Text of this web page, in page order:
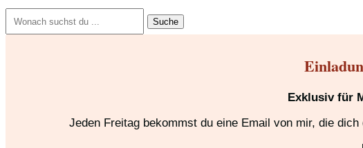
nach:
Exklusiv für
Jeden Freitag bekommst du eine Email von mir, die